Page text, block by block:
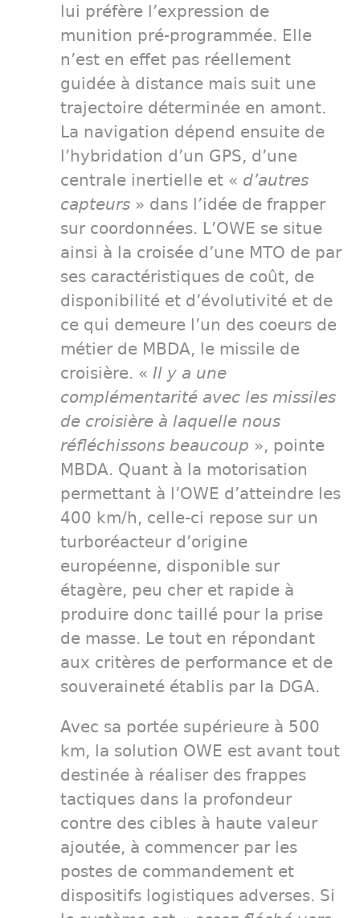
lui préfère l’expression de
munition pré-programmée. Elle
n’est en effet pas réellement
guidée à distance mais suit une
trajectoire déterminée en amont.
La navigation dépend ensuite de
l’hybridation d’un GPS, d’une
centrale inertielle et « d’autres
capteurs » dans l’idée de frapper
sur coordonnées. L’OWE se situe
ainsi à la croisée d’une MTO de par
ses caractéristiques de coût, de
disponibilité et d’évolutivité et de
ce qui demeure l’un des coeurs de
métier de MBDA, le missile de
croisière. « Il y a une
complémentarité avec les missiles
de croisière à laquelle nous
réfléchissons beaucoup », pointe
MBDA. Quant à la motorisation
permettant à l’OWE d’atteindre les
400 km/h, celle-ci repose sur un
turboréacteur d’origine
européenne, disponible sur
étagère, peu cher et rapide à
produire donc taillé pour la prise
de masse. Le tout en répondant
aux critères de performance et de
souveraineté établis par la DGA.
Avec sa portée supérieure à 500
km, la solution OWE est avant tout
destinée à réaliser des frappes
tactiques dans la profondeur
contre des cibles à haute valeur
ajoutée, à commencer par les
postes de commandement et
dispositifs logistiques adverses. Si